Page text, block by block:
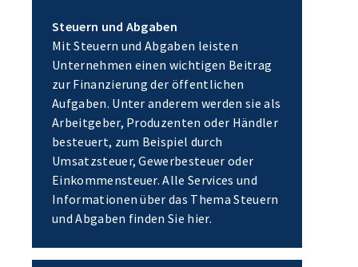
Steuern und Abgaben
Mit Steuern und Abgaben leisten
Unternehmen einen wichtigen Beitrag
zur Finanzierung der öffentlichen
Aufgaben. Unter anderem werden sie als
Arbeitgeber, Produzenten oder Händler
besteuert, zum Beispiel durch
Umsatzsteuer, Gewerbesteuer oder
Einkommensteuer. Alle Services und
Informationen über das Thema Steuern
und Abgaben finden Sie hier.